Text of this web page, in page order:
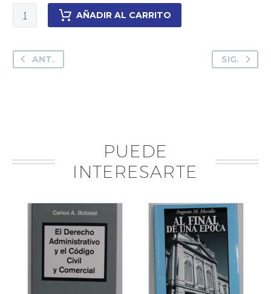
Herramientas
para
diligenciamiento
de
AÑADIR AL CARRITO
ANT. SIG.
PUEDE
INTERESARTE